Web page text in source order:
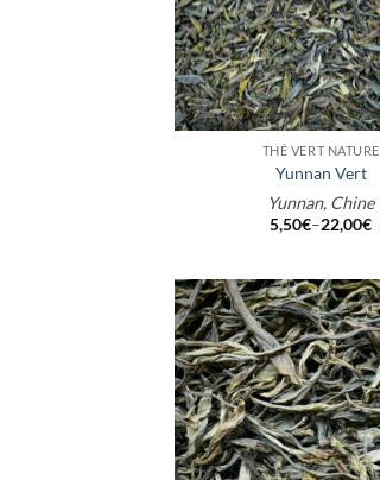
+
THÉ VERT NATURE
Yunnan Vert
Yunnan, Chine
5,50€–22,00€